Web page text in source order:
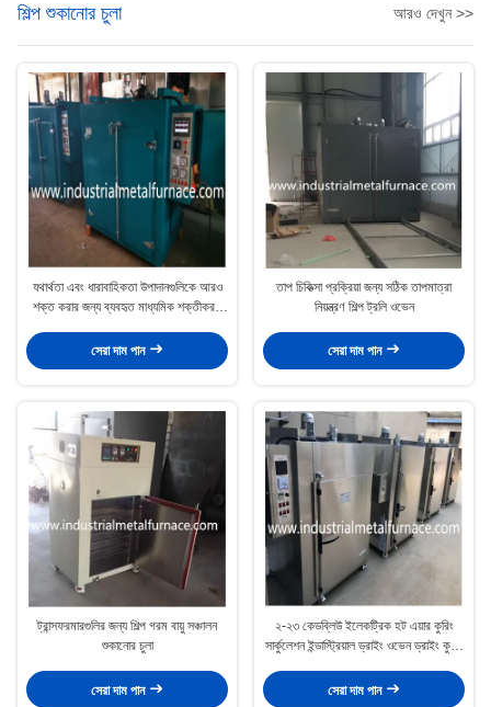
শিল্প শুকানোর চুলা আরও দেখুন >>
যথার্থতা এবং ধারাবাহিকতা উপাদানগুলিকে আরও
শক্ত করার জন্য ব্যবহৃত মাধ্যমিক শক্তীকরণ
সেরা দাম পান
তাপ চিকিত্সা প্রক্রিয়া জন্য সঠিক তাপমাত্রা
নিয়ন্ত্রণ শিল্প ট্রলি ওভেন
সেরা দাম পান
ট্রান্সফরমারগুলির জন্য শিল্প গরম বায়ু সঞ্চালন
শুকানোর চুলা
সেরা দাম পান
২-২৩ কেডব্লিউ ইলেকট্রিক হট এয়ার কুরিং
সার্কুলেশন ইন্ডাস্ট্রিয়াল ড্রাইং ওভেন ড্রাইং কুরিং
সেরা দাম পান